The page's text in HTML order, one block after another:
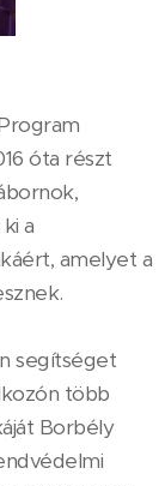
óta részt
a
amelyet a
segítséget
több
Borbély